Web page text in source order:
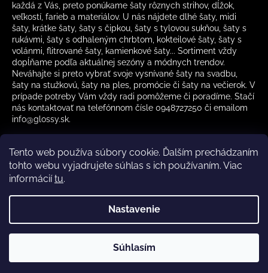
Tento web používa súbory cookie. Ďalším prechádzaním
tohto webu vyjadrujete súhlas s ich používaním. Viac
informáciítu.
Nastavenie
Súhlasím
každá z Vás, preto ponúkame šaty rôznych strihov, dĺžok,
veľkostí, farieb a materiálov. U nás nájdete dlhé šaty, midi
šaty, krátke šaty, šaty s čipkou, šaty s tylovou sukňou, šaty s
rukávmi, šaty s odhaleným chrbtom, kokteilové šaty, šaty s
volánmi, flitrované šaty, kamienkové šaty... Sortiment vždy
dopĺňame podľa aktuálnej sezóny a módnych trendov.
Neváhajte si preto vybrať svoje vysnívané šaty na svadbu,
šaty na stužkovú, šaty na ples, promócie či šaty na večierok. V
prípade potreby Vám vždy radi pomôžeme či poradíme. Stačí
nás kontaktovať na telefónnom čísle 0948727250 či emailom
info@glossy.sk.
Kamenná predajňa otváracia doba CZ
Glossy.sk . Všetky práva vyhradené.